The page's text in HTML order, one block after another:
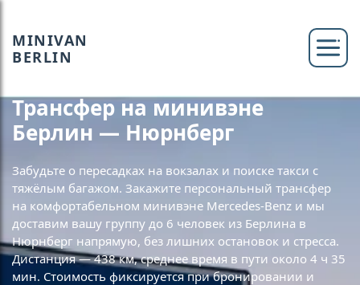
MINIVAN
BERLIN
Трансфер на минивэне
Берлин — Нюрнберг
Забудьте о пересадках на вокзалах и поиске такси с
тяжёлым багажом. Закажите персональный трансфер
на комфортабельном минивэне Mercedes-Benz и мы
доставим вашу группу до 6 человек из Берлина в
Нюрнберг напрямую, без лишних остановок и стресса.
Дистанция — 438 км, среднее время в пути около 4 ч 35
мин. Стоимость фиксируется при бронировании и